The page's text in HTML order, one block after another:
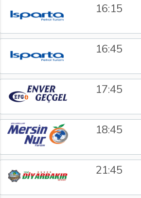
16:15
16:45
17:45
18:45
21:45